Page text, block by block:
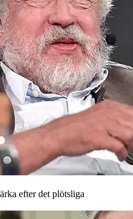
efter det plötsliga